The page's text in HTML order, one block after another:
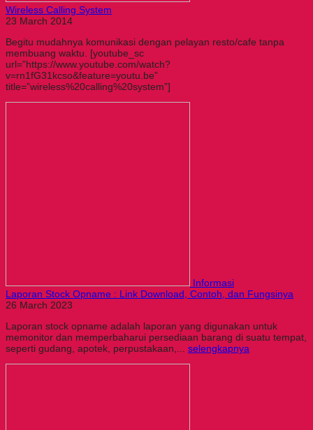
Wireless Calling System
23 March 2014
Begitu mudahnya komunikasi dengan pelayan resto/cafe tanpa
membuang waktu. [youtube_sc
url=”https://www.youtube.com/watch?
v=rn1fG31kcso&feature=youtu.be”
title=”wireless%20calling%20system”]
Informasi
Laporan Stock Opname : Link Download, Contoh, dan Fungsinya
26 March 2023
Laporan stock opname adalah laporan yang digunakan untuk
memonitor dan memperbaharui persediaan barang di suatu tempat,
seperti gudang, apotek, perpustakaan,... selengkapnya